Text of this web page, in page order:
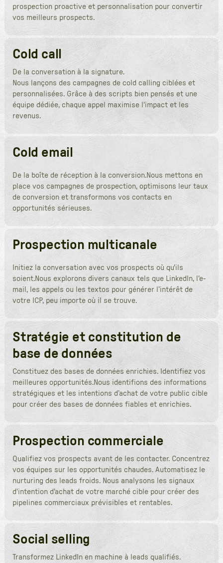
prospection proactive et personnalisation pour convertir
vos meilleurs prospects.
Cold call
De la conversation à la signature.
Nous lançons des campagnes de cold calling ciblées et
personnalisées. Grâce à des scripts bien pensés et une
équipe dédiée, chaque appel maximise l'impact et les
revenus.
Cold email
De la boîte de réception à la conversion.Nous mettons en
place vos campagnes de prospection, optimisons leur taux
de conversion et transformons vos contacts en
opportunités sérieuses.
Prospection multicanale
Initiez la conversation avec vos prospects où qu'ils
soient.Nous explorons divers canaux tels que LinkedIn, l'e-
mail, les appels ou les textos pour générer l’intérêt de
votre ICP, peu importe où il se trouve.
Stratégie et constitution de
base de données
Constituez des bases de données enrichies. Identifiez vos
meilleures opportunités.Nous identifions des informations
stratégiques et les intentions d’achat de votre public cible
pour créer des bases de données fiables et enrichies.
Prospection commerciale
Qualifiez vos prospects avant de les contacter. Concentrez
vos équipes sur les opportunités chaudes. Automatisez le
nurturing des leads froids. Nous analysons les signaux
d'intention d'achat de votre marché cible pour créer des
pipelines commerciaux prévisibles et rentables.
Social selling
Transformez LinkedIn en machine à leads qualifiés.